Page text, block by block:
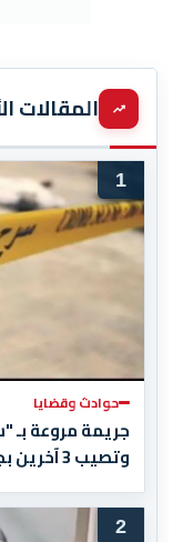
المقالات
1
حوادث وقضايا
جريمة مروعة
وتصيب 3 آخرين بجروح خطيرة
2